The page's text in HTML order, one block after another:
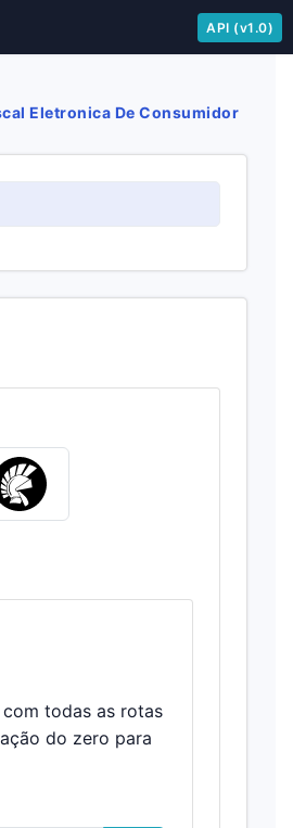
API (v1.0)
Eletronica De Consumidor
todas as rotas
do zero para